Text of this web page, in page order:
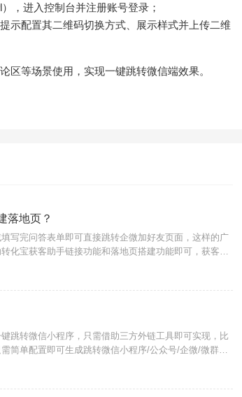
，进入控制台并注册账号登录；
示配置其二维码切换方式、展示样式并上传二维
区等场景使用，实现一键跳转微信端效果。
落地页？
写完问答表单即可直接跳转企微加好友页面，这样的广
化宝获客助手链接功能和落地页搭建功能即可，获客助
落地页完成流量转化的方式尤其适合商家用户构建私域
跳转微信小程序，只需借助三方外链工具即可实现，比
简单配置即可生成跳转微信小程序/公众号/企微/微群的
、文章内容中，白名单域名无风险拦截提示。链接配置